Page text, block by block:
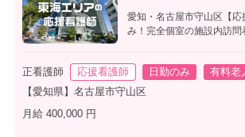
愛知・名古屋市守山区【
み！完全個室の施設内訪問
正看護師 応援看護師 日勤のみ
有料老
【愛知県】名古屋市守山区
月給 400,000 円